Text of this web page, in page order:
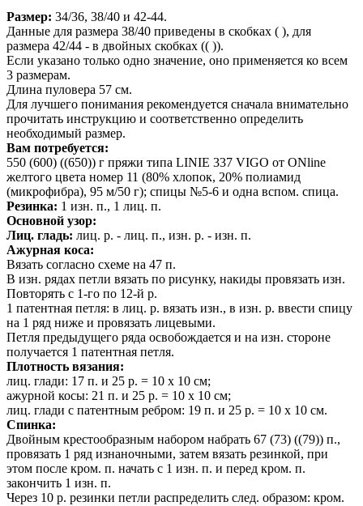
Размер: 34/36, 38/40 и 42-44.
Данные для размера 38/40 приведены в скобках ( ), для
размера 42/44 - в двойных скобках (( )).
Если указано только одно значение, оно применяется ко всем
3 размерам.
Длина пуловера 57 см.
Для лучшего понимания рекомендуется сначала внимательно
прочитать инструкцию и соответственно определить
необходимый размер.
Вам потребуется:
550 (600) ((650)) г пряжи типа LINIE 337 VIGO от ONline
желтого цвета номер 11 (80% хлопок, 20% полиамид
(микрофибра), 95 м/50 г); спицы №5-6 и одна вспом. спица.
Резинка: 1 изн. п., 1 лиц. п.
Основной узор:
Лиц. гладь: лиц. р. - лиц. п., изн. р. - изн. п.
Ажурная коса:
Вязать согласно схеме на 47 п.
В изн. рядах петли вязать по рисунку, накиды провязать изн.
Повторять с 1-го по 12-й р.
1 патентная петля: в лиц. р. вязать изн., в изн. р. ввести спицу
на 1 ряд ниже и провязать лицевыми.
Петля предыдущего ряда освобождается и на изн. стороне
получается 1 патентная петля.
Плотность вязания:
лиц. глади: 17 п. и 25 р. = 10 х 10 см;
ажурной косы: 21 п. и 25 р. = 10 х 10 см;
лиц. глади с патентным ребром: 19 п. и 25 р. = 10 х 10 см.
Спинка:
Двойным крестообразным набором набрать 67 (73) ((79)) п.,
провязать 1 ряд изнаночными, затем вязать резинкой, при
этом после кром. п. начать с 1 изн. п. и перед кром. п.
закончить 1 изн. п.
Через 10 р. резинки петли распределить след. образом: кром.